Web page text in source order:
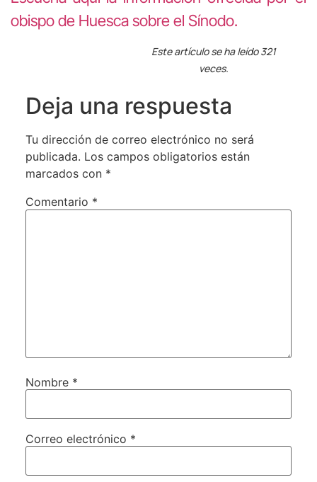
obispo de Huesca sobre el Sínodo.
Este artículo se ha leído 321
veces.
Deja una respuesta
Tu dirección de correo electrónico no será
publicada. Los campos obligatorios están
marcados con *
Comentario *
Nombre *
Correo electrónico *